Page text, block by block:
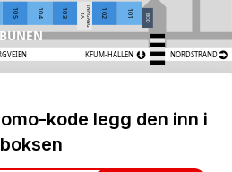
KFUM-HALLEN NORDSTRAND
BOD
INNGANG
1A
105 104 103 102 101
kode legg den inn i
boksen